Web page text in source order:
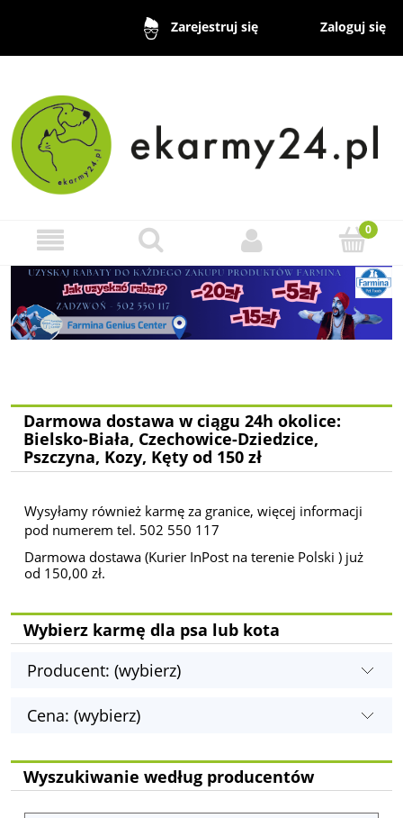
Zarejestruj się Zaloguj się
Darmowa dostawa w ciągu 24h okolice:
Bielsko-Biała, Czechowice-Dziedzice,
Pszczyna, Kozy, Kęty od 150 zł
Wysyłamy również karmę za granice, więcej informacji
pod numerem tel. 502 550 117
Darmowa dostawa (Kurier InPost na terenie Polski ) już
od 150,00 zł.
Wybierz karmę dla psa lub kota
Producent: (wybierz)
Cena: (wybierz)
Wyszukiwanie według producentów